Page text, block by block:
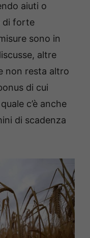
aiuti o
di forte
sono in
altre
non resta altro
di cui
c’è anche
di scadenza